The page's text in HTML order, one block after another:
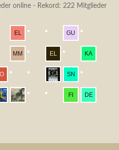
online - Rekord: 222 Mitglieder